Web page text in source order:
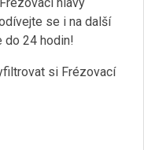
se i na další
do 24 hodin!
si Frézovací